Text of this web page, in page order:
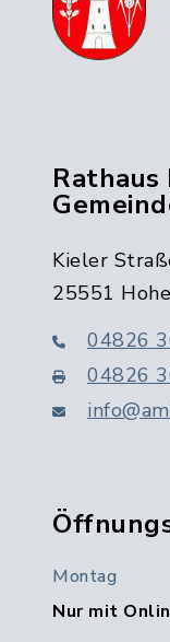
Kieler
25551
04826
04826
Montag
Nur mit